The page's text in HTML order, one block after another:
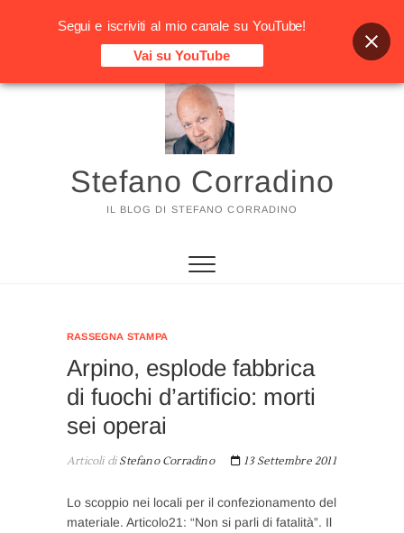
Vai
Stefano Corradino
IL BLOG DI STEFANO CORRADINO
RASSEGNA STAMPA
Arpino, esplode fabbrica
di fuochi d’artificio: morti
sei operai
Articoli diStefano Corradino 13 Settembre 2011
Lo scoppio nei locali per il confezionamento del
materiale. Articolo21: “Non si parli di fatalità”. Il
Segui e iscriviti al mio canale su YouTube!
Vai su YouTube